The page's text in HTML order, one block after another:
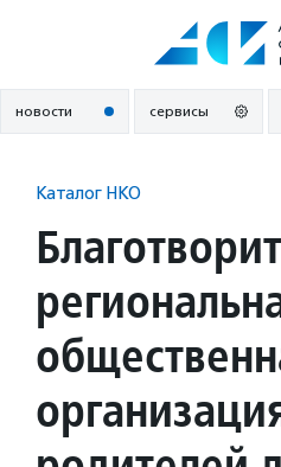
новости сервисы
Каталог НКО